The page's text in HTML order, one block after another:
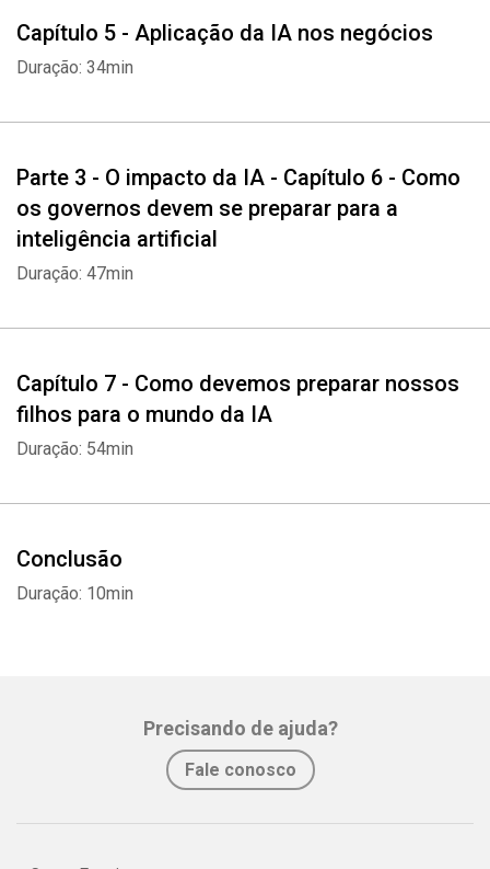
Capítulo 5 - Aplicação da IA nos negócios
Duração: 34min
Parte 3 - O impacto da IA - Capítulo 6 - Como
os governos devem se preparar para a
inteligência artificial
Duração: 47min
Capítulo 7 - Como devemos preparar nossos
filhos para o mundo da IA
Duração: 54min
Conclusão
Duração: 10min
Precisando de ajuda?
Fale conosco